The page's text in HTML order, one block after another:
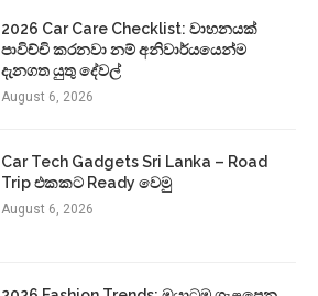
2026 Car Care Checklist: වාහනයක්
පාවිච්චි කරනවා නම් අනිවාර්යයෙන්ම
දැනගත යුතු දේවල්
August 6, 2026
Car Tech Gadgets Sri Lanka – Road
Trip එකකට Ready වෙමු
August 6, 2026